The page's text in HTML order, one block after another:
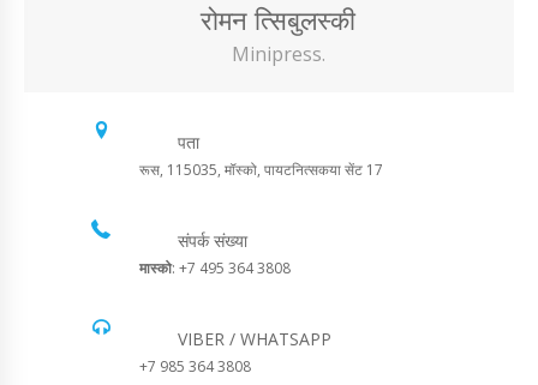
रोमन त्सिबुलस्की
Minipress.
पता
रूस, 115035, मॉस्को, पायटनित्सकया सेंट 17
संपर्क संख्या
मास्को: +7 495 364 3808
VIBER / WHATSAPP
+7 985 364 3808